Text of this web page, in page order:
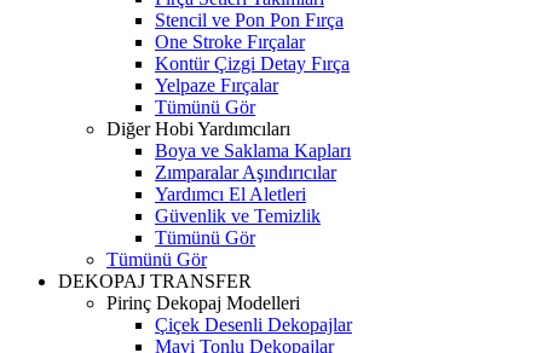
Stencil ve Pon Pon Fırça
One Stroke Fırçalar
Kontür Çizgi Detay Fırça
Yelpaze Fırçalar
Tümünü Gör
Diğer Hobi Yardımcıları
Boya ve Saklama Kapları
Zımparalar Aşındırıcılar
Yardımcı El Aletleri
Güvenlik ve Temizlik
Tümünü Gör
Tümünü Gör
DEKOPAJ TRANSFER
Pirinç Dekopaj Modelleri
Çiçek Desenli Dekopajlar
Mavi Tonlu Dekopajlar